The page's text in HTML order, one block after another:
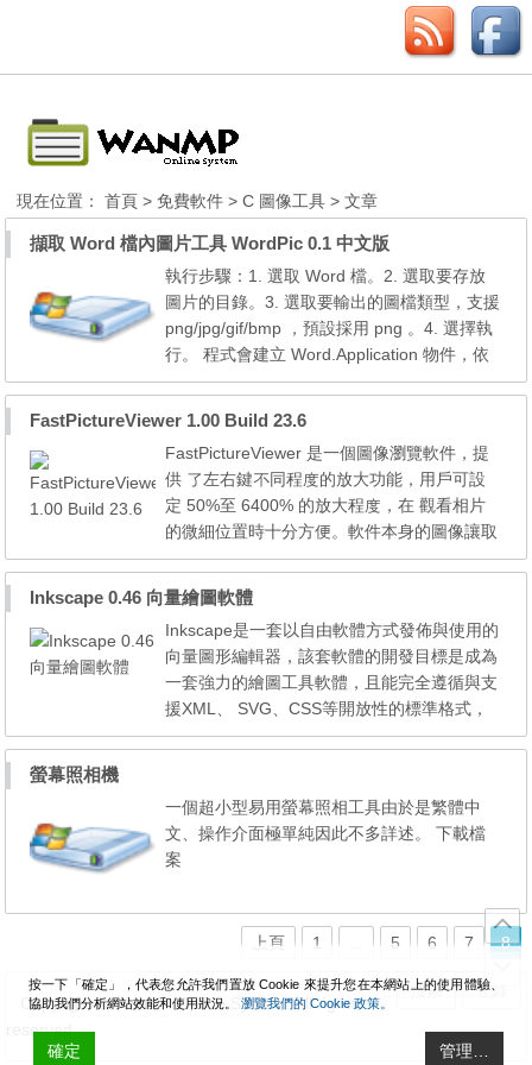
現在位置：首頁 >免費軟件 >C 圖像工具 > 文章
擷取 Word 檔內圖片工具 WordPic 0.1 中文版
執行步驟：1. 選取 Word 檔。2. 選取要存放
圖片的目錄。3. 選取要輸出的圖檔類型，支援
png/jpg/gif/bmp ，預設採用 png 。4. 選擇執
行。 程式會建立 Word.Application 物件，依
據上面討論緒將 Word 圖片檔讀出，並存於指
寫這個程式順便測一下縮放螢幕、縮放圖形、
Word 執行完釋放 Word.Application ，可在程
式不關閉下，檢查 Winword.exe 是否已自動
結束，有問...
FastPictureViewer 1.00 Build 23.6
FastPictureViewer 是一個圖像瀏覽軟件，提
供 了左右鍵不同程度的放大功能，用戶可設
定 50%至 6400% 的放大程度，在 觀看相片
的微細位置時十分方便。軟件本身的圖像讓取
速度巳很快，但用乍 仍可於其Options視窗打
ewer需 使用WIC-Compliant Codec、Window
s Vista的用戶可直接使用，然而Windows XP
的用戶就需先下載微軟的Windows Imaging C
omponent。 FastPictureVi...
Inkscape 0.46 向量繪圖軟體
Inkscape是一套以自由軟體方式發佈與使用的
向量圖形編輯器，該套軟體的開發目標是成為
一套強力的繪圖工具軟體，且能完全遵循與支
援XML、 SVG、CSS等開放性的標準格式，
此外Inkscape同時也是一套跨平臺性的應用程
nux版、以及類UNIX版等作業系統，不過主要
仍是以Linux為開發平臺。 Inkscape is an Op
en Source vector graphi...
螢幕照相機
一個超小型易用螢幕照相工具由於是繁體中
文、操作介面極單純因此不多詳述。 下載檔
案
上頁 1 5 6 7 8
搜索 登錄
Copyright © WanMP Online System. All rights
reserved.
按一下「確定」，代表您允許我們置放 Cookie 來提升您在本網站上的使用體驗、
協助我們分析網站效能和使用狀況。 瀏覽我們的 Cookie 政策。
確定 管理…